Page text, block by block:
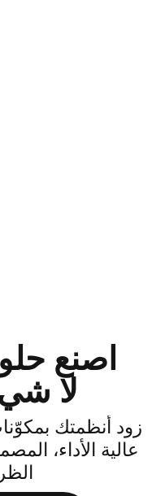
اصنع
لا
أنظمتك بمكوّنات
الأداء،